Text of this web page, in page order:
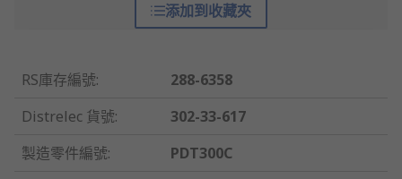
添加到收藏夾
RS庫存編號:
288-6358
Distrelec 貨號:
302-33-617
製造零件編號:
PDT300C